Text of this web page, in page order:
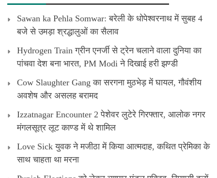
Sawan ka Pehla Somwar: बरेली के धोपेश्वरनाथ में सुबह 4
बजे से उमड़ा श्रद्धालुओं का सैलाव
Hydrogen Train ग्रीन एनर्जी से ट्रेन चलाने वाला दुनिया का
पांचवा देश बना भारत, PM Modi ने दिखाई हरी झण्डी
Cow Slaughter Gang का सरगना मुठभेड़ में घायल, गौवंशीय
अवशेष और असलह बरामद
Izzatnagar Encounter 2 पेशेवर लुटेरे गिरफ्तार, आलोक नगर
मंगलसूत्र लूट काण्‍ड में थे शामिल
Love Sick युवक ने मजीठा में किया आत्मदाह, कथित प्रेमिका के
साथ चाहता था मरना